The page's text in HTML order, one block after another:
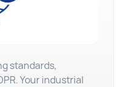
standards,
Your industrial